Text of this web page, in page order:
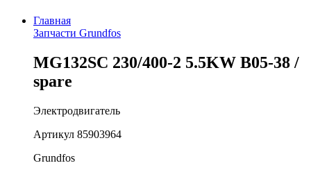
Главная
Запчасти Grundfos
MG132SC 230/400-2 5.5KW B05-38 /
spare
Электродвигатель
Артикул 85903964
Grundfos